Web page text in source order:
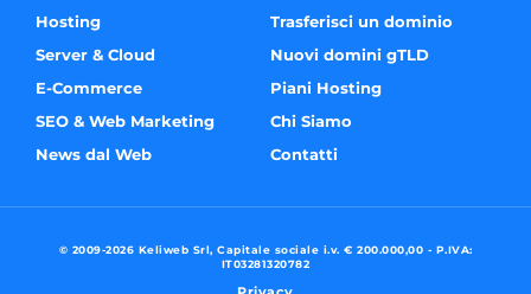
Hosting
Server & Cloud
E-Commerce
SEO & Web Marketing
News dal Web
Trasferisci un dominio
Nuovi domini gTLD
Piani Hosting
Chi Siamo
Contatti
© 2009-2026 Keliweb Srl, Capitale sociale i.v. € 200.000,00 - P.IVA:
IT03281320782